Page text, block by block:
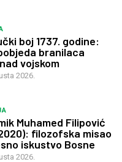
boj 1737. godine:
branilaca
vojskom
2026.
Muhamed Filipović
filozofska misao
iskustvo Bosne
2026.